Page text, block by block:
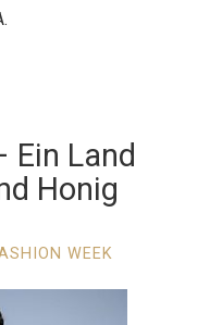
Ein Land
Honig
WEEK